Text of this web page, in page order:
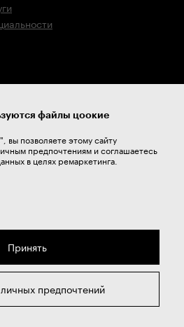
| Все права защищены
byStudio 9
файлы цоокие
вы позволяете этому сайту
предпочтениям и соглашаетесь
в целях ремаркетинга.
Принять
предпочтений